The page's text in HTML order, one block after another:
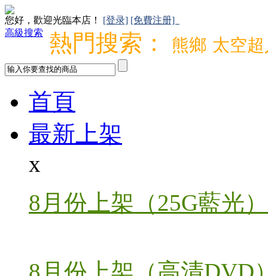
您好，歡迎光臨本店！ [登录] [免費注册]
高級搜索
熱門搜索： 熊鄉 太空
首頁
最新上架
x
8月份上架（25G藍光）